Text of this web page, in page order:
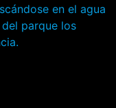
en el agua
parque los